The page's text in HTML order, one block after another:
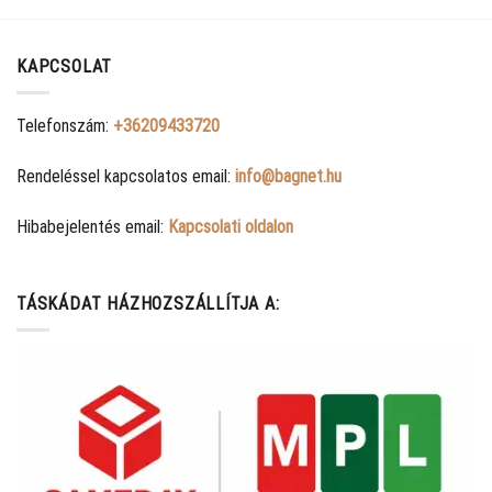
KAPCSOLAT
Telefonszám: +36209433720
Rendeléssel kapcsolatos email: info@bagnet.hu
Hibabejelentés email: Kapcsolati oldalon
TÁSKÁDAT HÁZHOZSZÁLLÍTJA A: